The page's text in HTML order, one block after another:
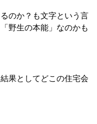
のか？も文字という言
野生の本能」なのかも
果としてどこの住宅会